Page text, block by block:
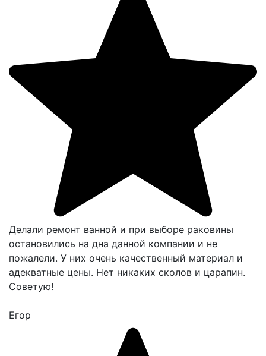
Делали ремонт ванной и при выборе раковины
остановились на дна данной компании и не
пожалели. У них очень качественный материал и
адекватные цены. Нет никаких сколов и царапин.
Советую!
Егор